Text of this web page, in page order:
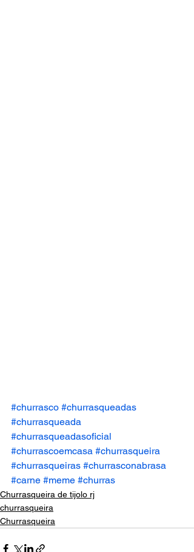
#churrasco #churrasqueadas
#churrasqueada
#churrasqueadasoficial
#churrascoemcasa #churrasqueira
#churrasqueiras #churrasconabrasa
#carne #meme #churras
Churrasqueira de tijolo rj
churrasqueira
Churrasqueira